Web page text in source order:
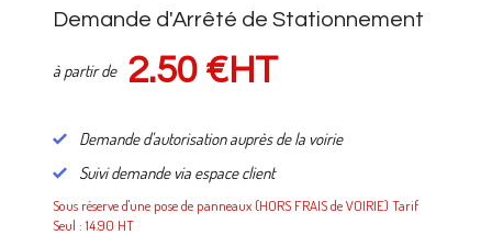
Demande d'Arrêté de Stationnement
à partir de 2.50 €HT
Demande d'autorisation auprès de la voirie
Suivi demande via espace client
Sous réserve d'une pose de panneaux (HORS FRAIS de VOIRIE) Tarif
Seul : 14.90 HT